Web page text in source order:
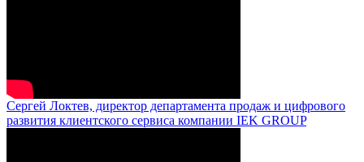
Сергей Локтев, директор департамента продаж и цифрового
развития клиентского сервиса компании IEK GROUP